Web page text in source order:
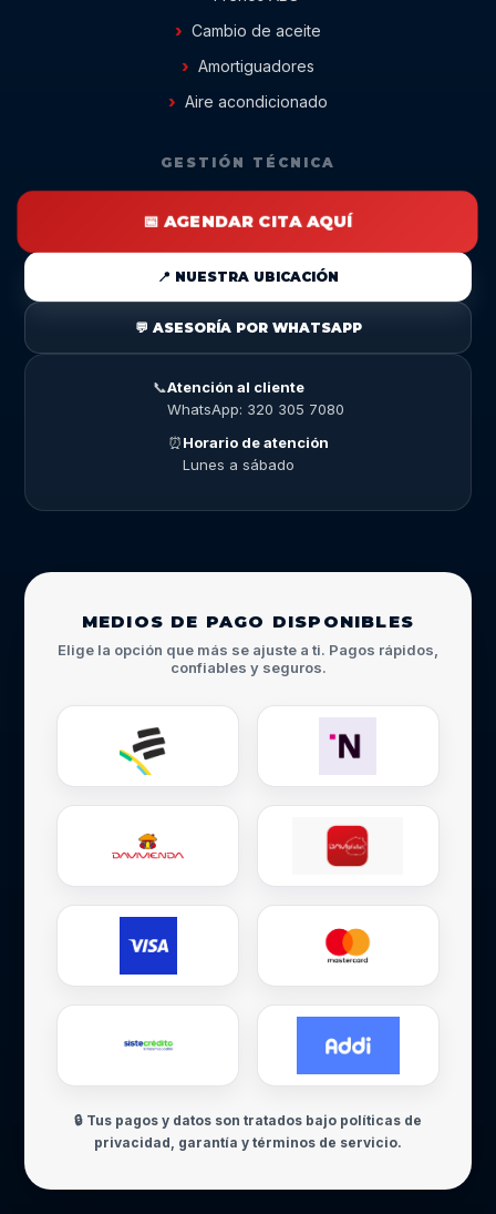
Cambio de aceite
Amortiguadores
Aire acondicionado
GESTIÓN TÉCNICA
📅 AGENDAR CITA AQUÍ
📍 NUESTRA UBICACIÓN
💬 ASESORÍA POR WHATSAPP
📞Atención al cliente
WhatsApp: 320 305 7080
⏰Horario de atención
Lunes a sábado
MEDIOS DE PAGO DISPONIBLES
Elige la opción que más se ajuste a ti. Pagos rápidos,
confiables y seguros.
🔒 Tus pagos y datos son tratados bajo políticas de
privacidad, garantía y términos de servicio.